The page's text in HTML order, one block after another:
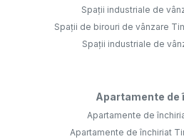
Spații industriale de
Spații de birouri de vânzare
Spații industriale de
Apartamente de
Apartamente de
Apartamente de închiriat